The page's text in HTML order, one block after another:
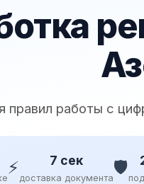
правил работы с
⚡ 7 сек
доставка документа🛡️